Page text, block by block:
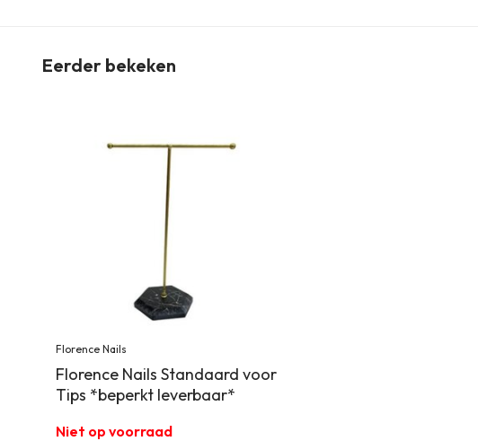
Eerder bekeken
Florence Nails
Florence Nails Standaard voor
Tips *beperkt leverbaar*
Niet op voorraad